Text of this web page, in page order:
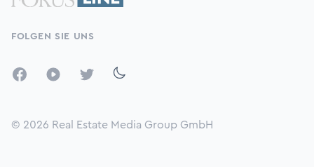
FOLGEN SIE UNS
FacebookYouTubeTwitter
© 2026 Real Estate Media Group GmbH